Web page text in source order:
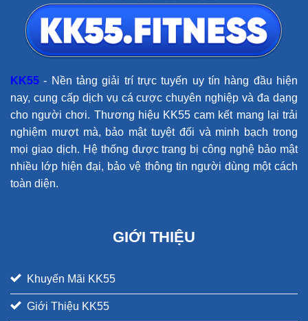
KK55 - Nền tảng giải trí trực tuyến uy tín hàng đầu hiện
nay, cung cấp dịch vụ cá cược chuyên nghiệp và đa dạng
cho người chơi. Thương hiệu KK55 cam kết mang lại trải
nghiệm mượt mà, bảo mật tuyệt đối và minh bạch trong
mọi giao dịch. Hệ thống được trang bị công nghệ bảo mật
nhiều lớp hiện đại, bảo vệ thông tin người dùng một cách
toàn diện.
GIỚI THIỆU
Khuyến Mãi KK55
Giới Thiệu KK55